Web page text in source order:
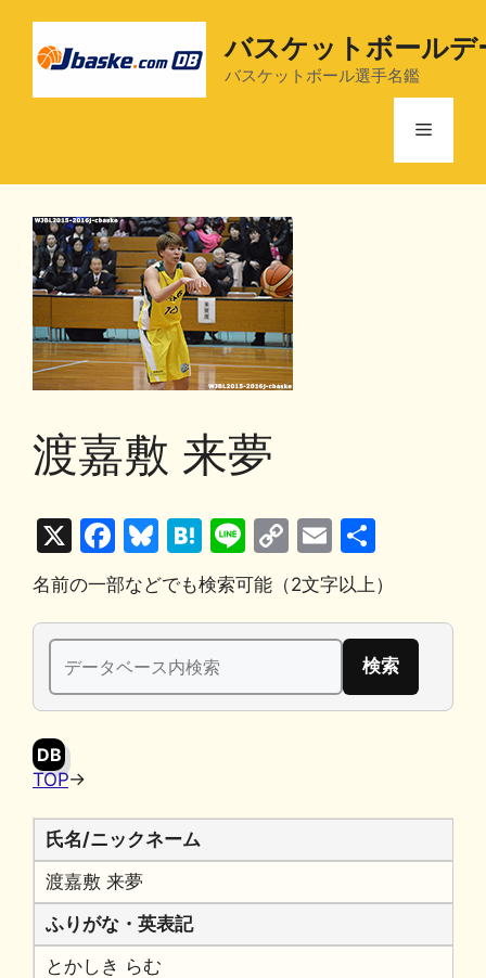
バスケットボールデ
バスケットボール選手名鑑
メ
渡嘉敷 来夢
X
F
a
c
e
b
o
Bl
u
e
s
k
y
H
at
e
n
a
Li
n
e
C
o
p
y
n
E
m
ai
l
有
名前の一部などでも検索可能（2文字以上）
検
索:
DB
TOP→
氏名/ニックネーム
渡嘉敷 来夢
ふりがな・英表記
とかしき らむ